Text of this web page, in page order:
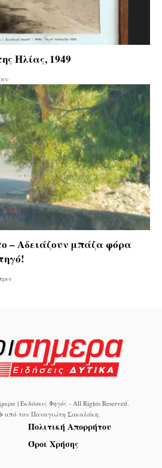
Ηλίας, 1949
– Αδειάζουν μπάζα φόρα
| Εκδόσεις Φηγός - All Rights Reserved.
από τον Παναγιώτη Σακαλάκη
Πολιτική Απορρήτου
Όροι Χρήσης